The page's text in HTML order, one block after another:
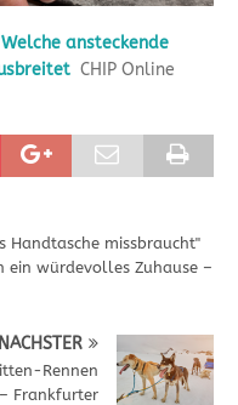
ansteckende
CHIP Online
Handtasche missbraucht"
ein würdevolles Zuhause –
NÄCHSTER
Rennen
Frankfurter